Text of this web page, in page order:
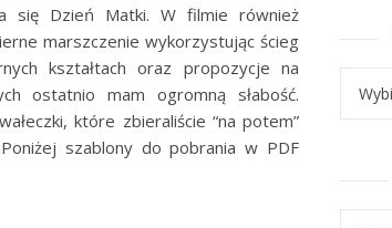
się Dzień Matki. W filmie również
marszczenie wykorzystując ścieg
kształtach oraz propozycje na
ostatnio mam ogromną słabość.
które zbieraliście “na potem”
szablony do pobrania w PDF